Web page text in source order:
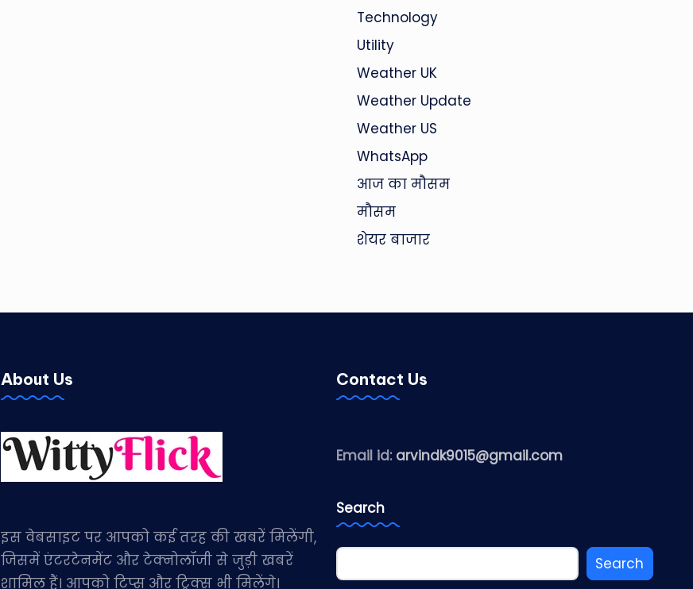
Technology
Utility
Weather UK
Weather Update
Weather US
WhatsApp
आज का मौसम
मौसम
शेयर बाजार
About Us
इस वेबसाइट पर आपको कई तरह की खबरें मिलेंगी,
जिसमें एंटरटेनमेंट और टेक्नोलॉजी से जुड़ी खबरें
शामिल हैं। आपको टिप्स और ट्रिक्स भी मिलेंगे।
Contact Us
Email id: arvindk9015@gmail.com
Search
Search